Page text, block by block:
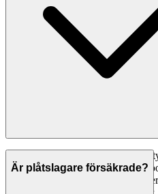
Ett bra första steg är att jämföra
Hantverkare visar vi betyg från
vad andra kunder tycker.
Är plåtslagare försäkrade?